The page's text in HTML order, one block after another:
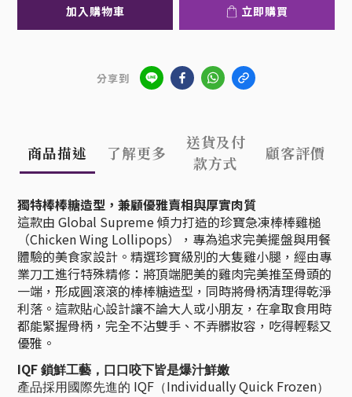
加入購物車 立即購買
分享到
商品描述 了解更多
送貨及付
款方式
顧客評價
獨特棒棒糖造型，兼顧優雅賣相與厚實肉質
這款由 Global Supreme 傾力打造的珍寶急凍棒棒雞槌
（Chicken Wing Lollipops），專為追求完美擺盤與用餐
體驗的美食家設計。精選珍寶級別的大隻雞小腿，經由專
業刀工進行特殊精修：將頂端肥美的雞肉完美推至骨頭的
一端，形成圓滾滾的棒棒糖造型，同時將骨柄清理得乾淨
利落。這款貼心設計讓不論大人或小朋友，在拿取食用時
都能緊握骨柄，完全不沾雙手、不弄髒妝容，吃得輕鬆又
優雅。
IQF 鎖鮮工藝，口口咬下皆是爆汁鮮嫩
產品採用國際先進的 IQF （Individually Quick Frozen）